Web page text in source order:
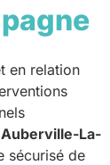
en relation
Auberville-La-
sécurisé de